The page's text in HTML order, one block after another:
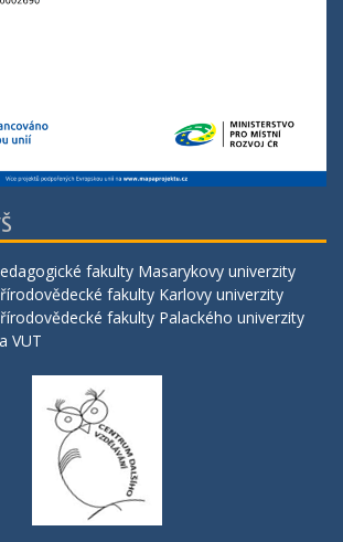
fakulty Masarykovy univerzity
fakulty Karlovy univerzity
fakulty Palackého univerzity
VUT